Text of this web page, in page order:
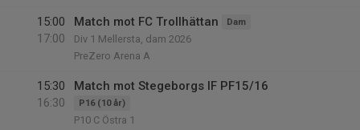
15:00
17:00
Match mot FC Trollhättan Dam
Div 1 Mellersta, dam 2026
PreZero Arena A
15:30
16:30
Match mot Stegeborgs IF PF15/16
P16 (10 år)
P10 C Östra 1